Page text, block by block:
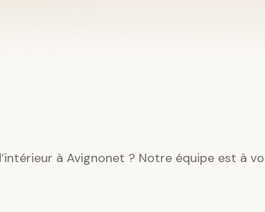
à Avignonet ? Notre équipe est à